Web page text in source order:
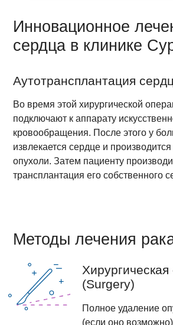
Инновационное
сердца в клинике
Аутотрансплантация
Во время этой хирургической
подключают к аппарату
кровообращения. После этого у
извлекается сердце и
опухоли. Затем пациенту
трансплантация его собственного
Методы лечения
(Surgery)
Полное удаление
(если оно